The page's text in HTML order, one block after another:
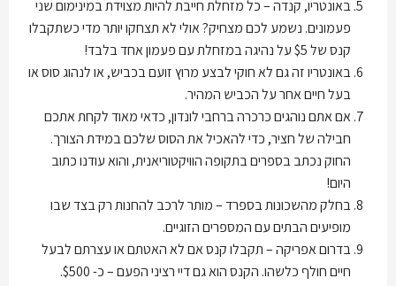
באונטריו, קנדה – כל מזחלת חייבת להיות מצוידת במינימום שני
פעמונים. נשמע לכם מצחיק? אולי לא תצחקו יותר מדי כשתקבלו
קנס של $5 על נהיגה במזחלת עם פעמון אחד בלבד!
באונטריו זה גם לא חוקי לבצע מרוץ זועם בכביש, או לנהוג סוס או
בעל חיים אחר על הכביש המהיר.
אם אתם נוהגים כרכרה ברחבי לונדון, כדאי מאוד לקחת אתכם
חבילה של חציר, כדי להאכיל את הסוס שלכם במידת הצורך.
החוק נכתב בספרים בתקופה הוויקטוריאנית, והוא עודנו כתוב
היום!
בחלק מהשכונות בספרד – מותר לרכב להחנות רק בצד שבו
מופיעים הבתים עם המספרים הזוגיים.
בדרום אפריקה – תקבלו קנס אם לא האטתם או עצרתם לבעל
חיים חולף כלשהו. הקנס הוא גם דיי רציני הפעם – כ- $500.